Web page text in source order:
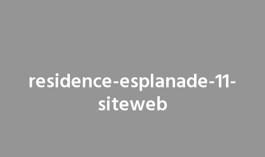
residence-esplanade-11-
siteweb